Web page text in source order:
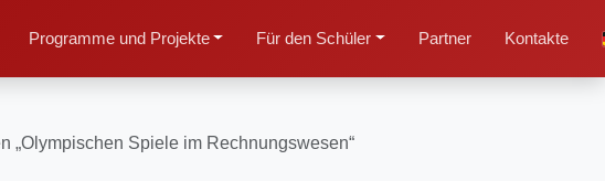
Programme und Projekte Für den Schüler Partner Kontakte
Spiele im Rechnungswesen“